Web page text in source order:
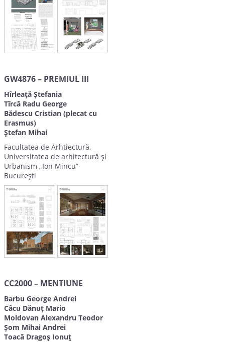
GW4876 – PREMIUL III
Hîrleață Ștefania
Tîrcă Radu George
Bădescu Cristian (plecat cu
Erasmus)
Ștefan Mihai
Facultatea de Arhtiectură,
Universitatea de arhitectură și
Urbanism „Ion Mincu”
București
CC2000 – MENTIUNE
Barbu George Andrei
Câcu Dănuț Mario
Moldovan Alexandru Teodor
Șom Mihai Andrei
Toacă Dragoș Ionuț